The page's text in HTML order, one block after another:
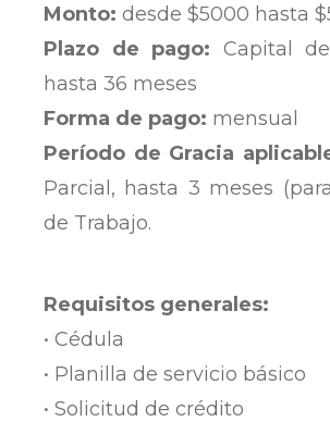
Monto: desde $5000 hasta
Plazo de pago: Capital
hasta 36 meses
Forma de pago: mensual
Período de Gracia
Parcial, hasta 3 meses
de Trabajo.
Requisitos generales:
• Cédula
• Planilla de servicio básico
• Solicitud de crédito